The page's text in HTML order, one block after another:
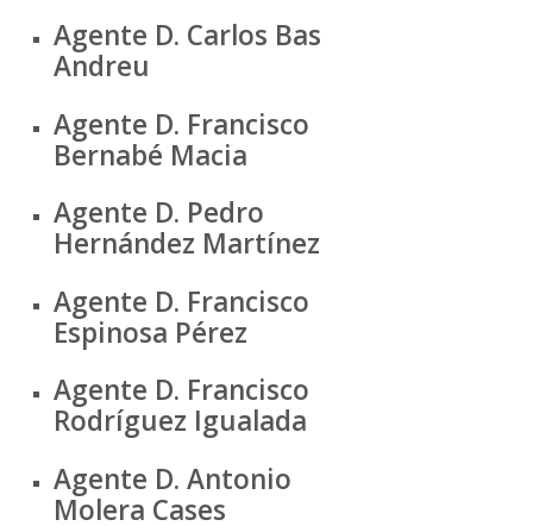
Agente D. Carlos Bas
Andreu
Agente D. Francisco
Bernabé Macia
Agente D. Pedro
Hernández Martínez
Agente D. Francisco
Espinosa Pérez
Agente D. Francisco
Rodríguez Igualada
Agente D. Antonio
Molera Cases